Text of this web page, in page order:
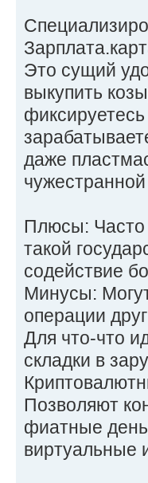
Это сущий
выкупить
даже
Плюсы: Часто
такой
содействие
Минусы:
операции
Для что-что
складки в
Позволяют
фиатные
виртуальные